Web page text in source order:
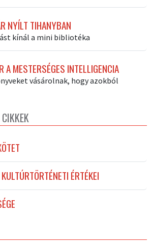
NYÍLT TIHANYBAN
kínál a mini bibliotéka
A MESTERSÉGES INTELLIGENCIA
vásárolnak, hogy azokból
ÉRTÉKEI